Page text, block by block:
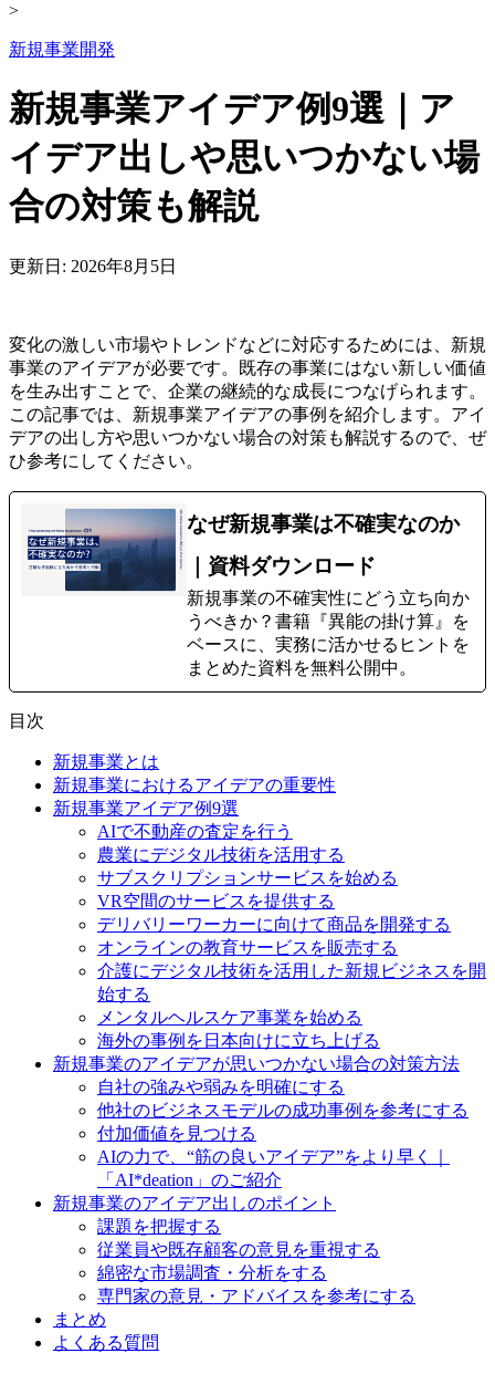
>
新規事業開発
新規事業アイデア例9選｜ア
イデア出しや思いつかない場
合の対策も解説
更新日: 2026年8月5日
変化の激しい市場やトレンドなどに対応するためには、新規
事業のアイデアが必要です。既存の事業にはない新しい価値
を生み出すことで、企業の継続的な成長につなげられます。
この記事では、新規事業アイデアの事例を紹介します。アイ
デアの出し方や思いつかない場合の対策も解説するので、ぜ
ひ参考にしてください。
なぜ新規事業は不確実なのか
｜資料ダウンロード
新規事業の不確実性にどう立ち向か
うべきか？書籍『異能の掛け算』を
ベースに、実務に活かせるヒントを
まとめた資料を無料公開中。
目次
新規事業とは
新規事業におけるアイデアの重要性
新規事業アイデア例9選
AIで不動産の査定を行う
農業にデジタル技術を活用する
サブスクリプションサービスを始める
VR空間のサービスを提供する
デリバリーワーカーに向けて商品を開発する
オンラインの教育サービスを販売する
介護にデジタル技術を活用した新規ビジネスを開
始する
メンタルヘルスケア事業を始める
海外の事例を日本向けに立ち上げる
新規事業のアイデアが思いつかない場合の対策方法
自社の強みや弱みを明確にする
他社のビジネスモデルの成功事例を参考にする
付加価値を見つける
AIの力で、“筋の良いアイデア”をより早く｜
「AI*deation」のご紹介
新規事業のアイデア出しのポイント
課題を把握する
従業員や既存顧客の意見を重視する
綿密な市場調査・分析をする
専門家の意見・アドバイスを参考にする
まとめ
よくある質問